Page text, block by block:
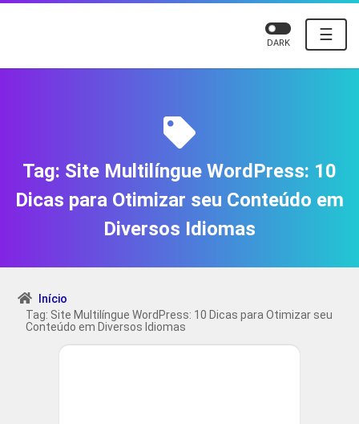
☰
DARK
Tag: Site Multilíngue WordPress: 10
Dicas para Otimizar seu Conteúdo em
Diversos Idiomas
Início
Tag: Site Multilíngue WordPress: 10 Dicas para Otimizar seu
Conteúdo em Diversos Idiomas